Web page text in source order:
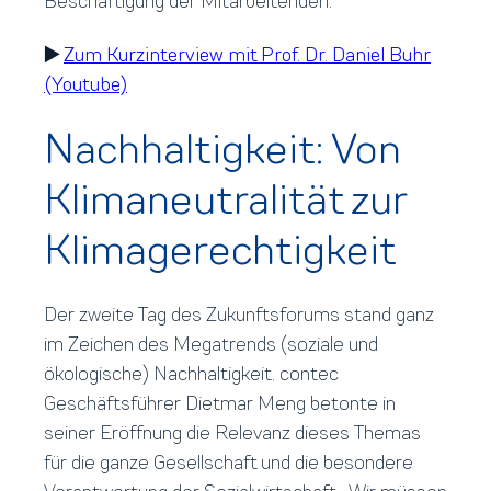
▶️Zum Kurzinterview mit Prof. Dr. Daniel Buhr
(Youtube)
Nachhaltigkeit: Von
Klimaneutralität zur
Klimagerechtigkeit
Der zweite Tag des Zukunftsforums stand ganz
im Zeichen des Megatrends (soziale und
ökologische) Nachhaltigkeit. contec
Geschäftsführer Dietmar Meng betonte in
seiner Eröffnung die Relevanz dieses Themas
für die ganze Gesellschaft und die besondere